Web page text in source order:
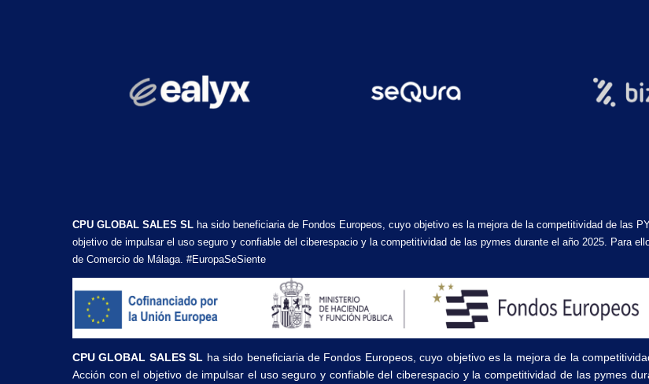
CPU GLOBAL SALES SL ha sido beneficiaria de Fondos Europeos, cuyo objetivo es la mejora de la competitividad de las
objetivo de impulsar el uso seguro y confiable del ciberespacio y la competitividad de las pymes durante el año 2025. Para
de Comercio de Málaga. #EuropaSeSiente
CPU GLOBAL SALES SL ha sido beneficiaria de Fondos Europeos, cuyo objetivo es la mejora de la
Acción con el objetivo de impulsar el uso seguro y confiable del ciberespacio y la competitividad de las pymes